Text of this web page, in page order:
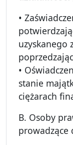
•
uzyskanego
•
stanie
ciężarach
B. Osoby
prowadzące